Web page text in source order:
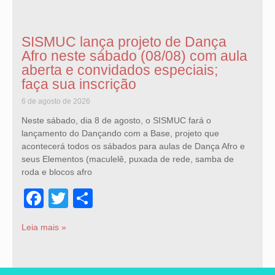
SISMUC lança projeto de Dança
Afro neste sábado (08/08) com aula
aberta e convidados especiais;
faça sua inscrição
6 de agosto de 2026
Neste sábado, dia 8 de agosto, o SISMUC fará o
lançamento do Dançando com a Base, projeto que
acontecerá todos os sábados para aulas de Dança Afro e
seus Elementos (maculelê, puxada de rede, samba de
roda e blocos afro
Facebook
Twitter
Leia mais »